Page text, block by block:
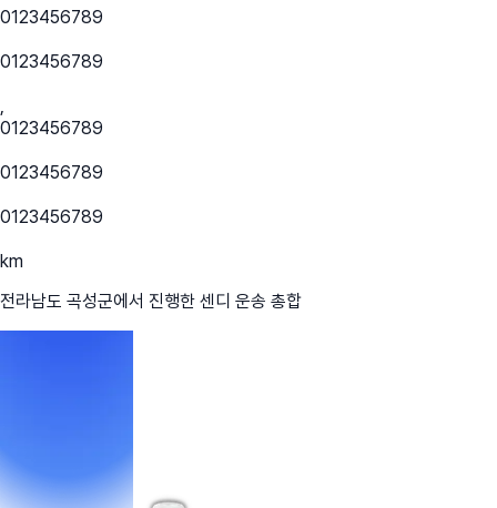
0123456789
0123456789
,
0123456789
0123456789
0123456789
km
전라남도 곡성군에서 진행한 센디 운송 총합